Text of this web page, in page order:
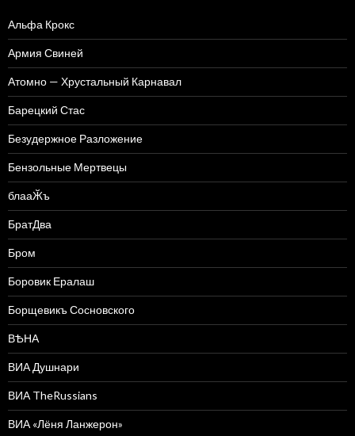
Альфа Крокс
Армия Свиней
Атомно — Хрустальный Карнавал
Барецкий Стас
Безудержное Разложение
Бензольные Мертвецы
блааӁъ
БратДва
Бром
Боровик Ералаш
Борщевикъ Сосновского
ВѢНА
ВИА Душнари
ВИА TheRussians
ВИА «Лёня Ланжерон»